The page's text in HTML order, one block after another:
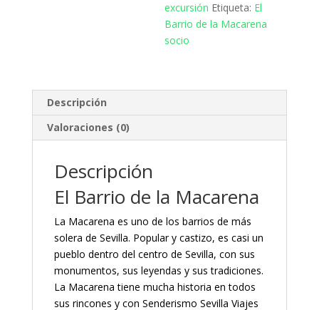
excursión Etiqueta: El
Barrio de la Macarena
socio
Descripción
Valoraciones (0)
Descripción
El Barrio de la Macarena
La Macarena es uno de los barrios de más
solera de Sevilla. Popular y castizo, es casi un
pueblo dentro del centro de Sevilla, con sus
monumentos, sus leyendas y sus tradiciones.
La Macarena tiene mucha historia en todos
sus rincones y con Senderismo Sevilla Viajes